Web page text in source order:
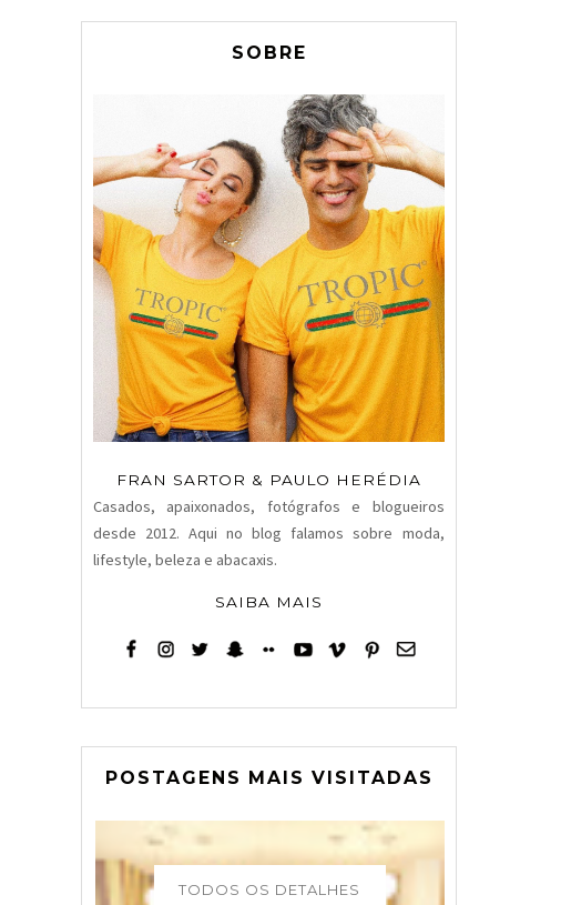
SOBRE
FRAN SARTOR & PAULO HERÉDIA
Casados, apaixonados, fotógrafos e blogueiros
desde 2012. Aqui no blog falamos sobre moda,
lifestyle, beleza e abacaxis.
SAIBA MAIS
POSTAGENS MAIS VISITADAS
TODOS OS DETALHES